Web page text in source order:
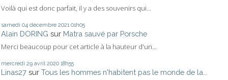
Voilà qui est donc parfait, il y a des souvenirs qui...
samedi 04 décembre 2021 01h05
Alain DORING sur Matra sauvé par Porsche
Merci beaucoup pour cet article à la hauteur d'un...
mercredi 29 avril 2020 18h55
Linas27 sur Tous les hommes n'habitent pas le monde de la...